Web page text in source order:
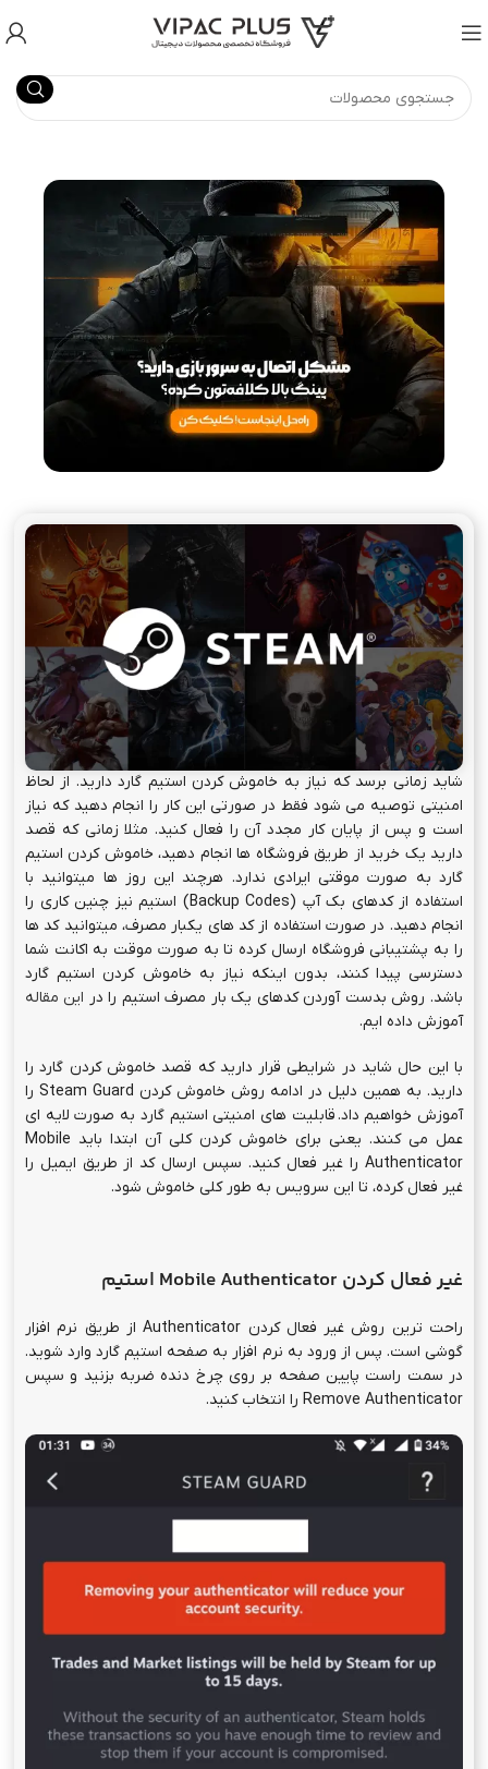
شاید زمانی برسد که نیاز به خاموش کردن استیم گارد دارید. از لحاظ
امنیتی توصیه می شود فقط در صورتی این کار را انجام دهید که نیاز
است و پس از پایان کار مجدد آن را فعال کنید. مثلا زمانی که قصد
دارید یک خرید از طریق فروشگاه ها انجام دهید، خاموش کردن استیم
گارد به صورت موقتی ایرادی ندارد. هرچند این روز ها میتوانید با
استفاده از کدهای بک آپ (Backup Codes) استیم نیز چنین کاری را
انجام دهید. در صورت استفاده از کد های یکبار مصرف، میتوانید کد ها
را به پشتیبانی فروشگاه ارسال کرده تا به صورت موقت به اکانت شما
دسترسی پیدا کنند، بدون اینکه نیاز به خاموش کردن استیم گارد
باشد. روش بدست آوردن کدهای یک بار مصرف استیم را در این مقاله
آموزش داده ایم.
با این حال شاید در شرایطی قرار دارید که قصد خاموش کردن گارد را
دارید. به همین دلیل در ادامه روش خاموش کردن Steam Guard را
آموزش خواهیم داد. قابلیت های امنیتی استیم گارد به صورت لایه ای
عمل می کنند. یعنی برای خاموش کردن کلی آن ابتدا باید Mobile
Authenticator را غیر فعال کنید. سپس ارسال کد از طریق ایمیل را
غیر فعال کرده، تا این سرویس به طور کلی خاموش شود.
غیر فعال کردن Mobile Authenticator استیم
راحت ترین روش غیر فعال کردن Authenticator از طریق نرم افزار
گوشی است. پس از ورود به نرم افزار به صفحه استیم گارد وارد شوید.
در سمت راست پایین صفحه بر روی چرخ دنده ضربه بزنید و سپس
Remove Authenticator را انتخاب کنید.